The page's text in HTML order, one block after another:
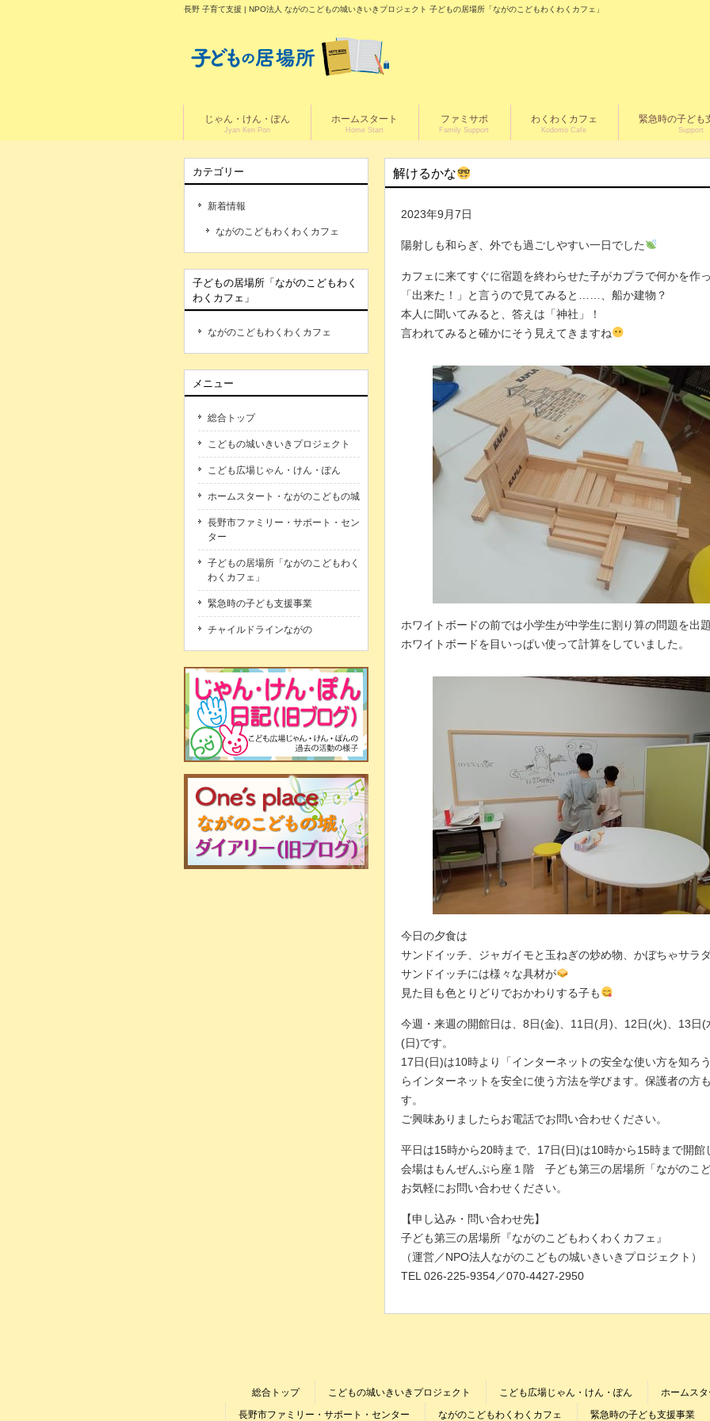
長野 子育て支援 | NPO法人 ながのこどもの城いきいきプロジェクト 子どもの居場所「ながのこどもわくわくカフェ」
じゃん・けん・ぽん
Jyan Ken Pon
ホームスタート
Home Start
ファミサポ
Family Support
わくわくカフェ
Kodomo Cafe
緊急時の子ども
Support
解けるかな
2023年9月7日
陽射しも和らぎ、外でも過ごしやすい一日でした
カフェに来てすぐに宿題を終わらせた子がカプラで何かを作
「出来た！」と言うので見てみると……、船か建物？
本人に聞いてみると、答えは「神社」！
言われてみると確かにそう見えてきますね
ホワイトボードの前では小学生が中学生に割り算の問題を出
ホワイトボードを目いっぱい使って計算をしていました。
今日の夕食は
サンドイッチ、ジャガイモと玉ねぎの炒め物、かぼちゃサラ
サンドイッチには様々な具材が
見た目も色とりどりでおかわりする子も
今週・来週の開館日は、8日(金)、11日(月)、12日(火)、13日
(日)です。
17日(日)は10時より「インターネットの安全な使い方を知ろ
らインターネットを安全に使う方法を学びます。保護者の方
す。
ご興味ありましたらお電話でお問い合わせください。
平日は15時から20時まで、17日(日)は10時から15時まで開館
会場はもんぜんぷら座１階 子ども第三の居場所「ながのこ
お気軽にお問い合わせください。
【申し込み・問い合わせ先】
子ども第三の居場所『ながのこどもわくわくカフェ』
（運営／NPO法人ながのこどもの城いきいきプロジェクト）
TEL 026-225-9354／070-4427-2950
カテゴリー
新着情報
ながのこどもわくわくカフェ
子どもの居場所「ながのこどもわく
わくカフェ」
ながのこどもわくわくカフェ
メニュー
総合トップ
こどもの城いきいきプロジェクト
こども広場じゃん・けん・ぽん
ホームスタート・ながのこどもの城
長野市ファミリー・サポート・セン
ター
子どもの居場所「ながのこどもわく
わくカフェ」
緊急時の子ども支援事業
チャイルドラインながの
総合トップ こどもの城いきいきプロジェクト こども広場じゃん・けん・ぽん
ホームス
長野市ファミリー・サポート・センター
ながのこどもわくわくカフェ 緊急時の子ども支援事業